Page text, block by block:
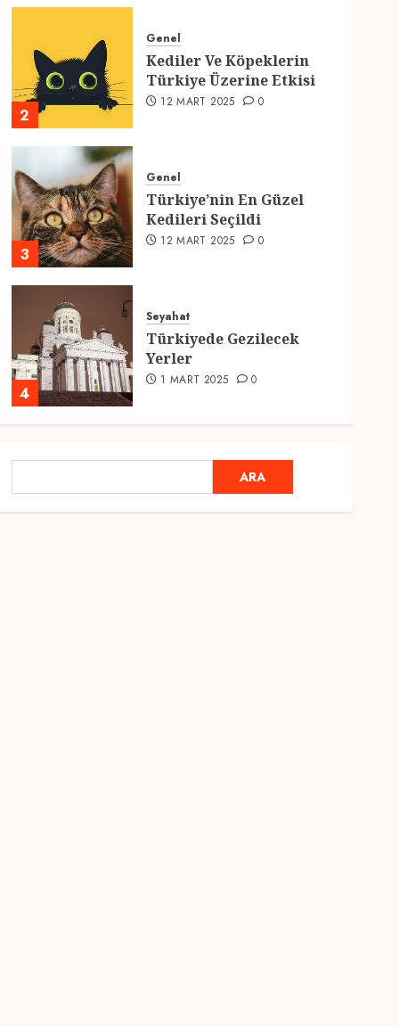
2
Genel
Kediler Ve Köpeklerin
Türkiye Üzerine Etkisi
12 MART 2025 0
3
Genel
Türkiye’nin En Güzel
Kedileri Seçildi
12 MART 2025 0
4
Seyahat
Türkiyede Gezilecek
Yerler
1 MART 2025 0
Ramazan Ayı 2025:
Manevi Atmosfer ve Özel
Hazırlıklar
ARA